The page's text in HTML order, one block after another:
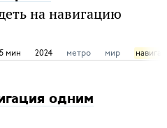
на навигацию
5 мин 2024 метро мир
одним